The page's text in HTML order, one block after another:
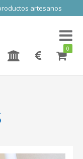
artesanos
Toggle
0